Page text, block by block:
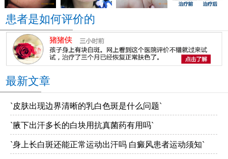
患者是如何评价的
最新文章
`皮肤出现边界清晰的乳白色斑是什么问题`
`腋下出汗多长的白块用抗真菌药有用吗`
`身上长白斑还能正常运动出汗吗 白癜风患者运动须知`